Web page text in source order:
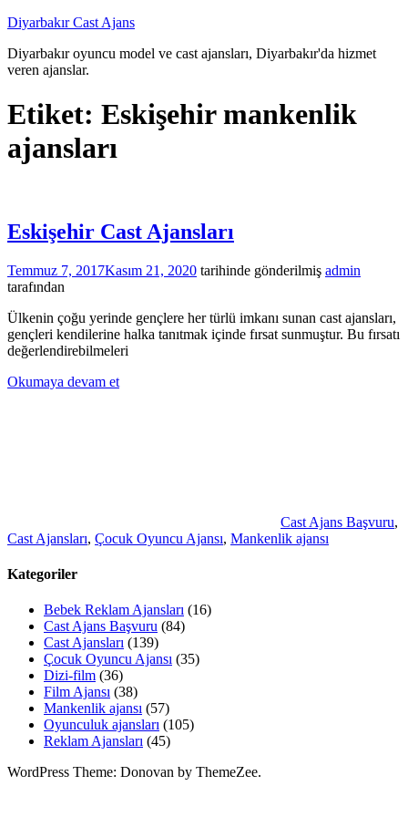
İçeriğe
Diyarbakır Cast Ajans
Diyarbakır oyuncu model ve cast ajansları, Diyarbakır'da hizmet
veren ajanslar.
Etiket: Eskişehir mankenlik
ajansları
Eskişehir Cast Ajansları
Temmuz 7, 2017Kasım 21, 2020 tarihinde gönderilmiş admin
tarafından
Ülkenin çoğu yerinde gençlere her türlü imkanı sunan cast ajansları,
gençleri kendilerine halka tanıtmak içinde fırsat sunmuştur. Bu fırsatı
değerlendirebilmeleri
Okumaya devam et
Cast Ajans Başvuru,
Cast Ajansları, Çocuk Oyuncu Ajansı, Mankenlik ajansı
Kategoriler
Bebek Reklam Ajansları (16)
Cast Ajans Başvuru (84)
Cast Ajansları (139)
Çocuk Oyuncu Ajansı (35)
Dizi-film (36)
Film Ajansı (38)
Mankenlik ajansı (57)
Oyunculuk ajansları (105)
Reklam Ajansları (45)
WordPress Theme: Donovan by ThemeZee.